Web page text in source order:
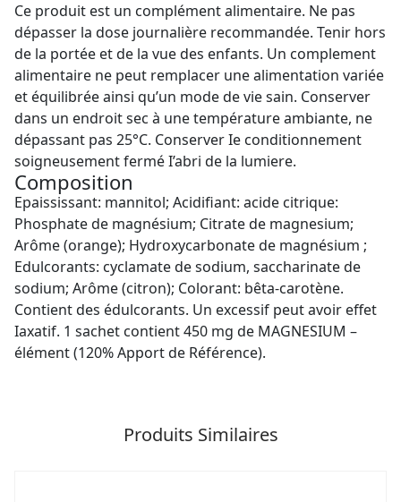
Ce produit est un complément alimentaire. Ne pas
dépasser la dose journalière recommandée. Tenir hors
de la portée et de la vue des enfants. Un complement
alimentaire ne peut remplacer une alimentation variée
et équilibrée ainsi qu’un mode de vie sain. Conserver
dans un endroit sec à une température ambiante, ne
dépassant pas 25°C. Conserver Ie conditionnement
soigneusement fermé I’abri de la lumiere.
Composition
Epaississant: mannitol; Acidifiant: acide citrique:
Phosphate de magnésium; Citrate de magnesium;
Arôme (orange); Hydroxycarbonate de magnésium ;
Edulcorants: cyclamate de sodium, saccharinate de
sodium; Arôme (citron); Colorant: bêta-carotène.
Contient des édulcorants. Un excessif peut avoir effet
Iaxatif. 1 sachet contient 450 mg de MAGNESIUM –
élément (120% Apport de Référence).
Produits Similaires